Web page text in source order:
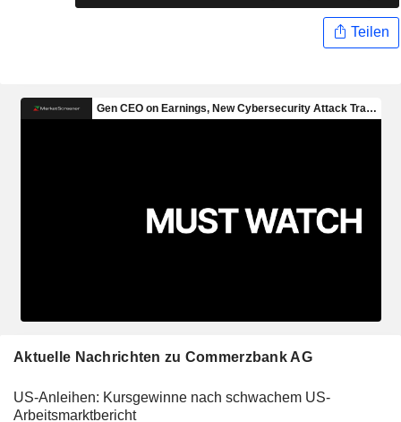
Teilen
Aktuelle Nachrichten zu Commerzbank AG
US-Anleihen: Kursgewinne nach schwachem US-
Arbeitsmarktbericht